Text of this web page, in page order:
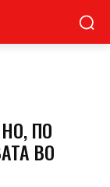
ПО
ВО